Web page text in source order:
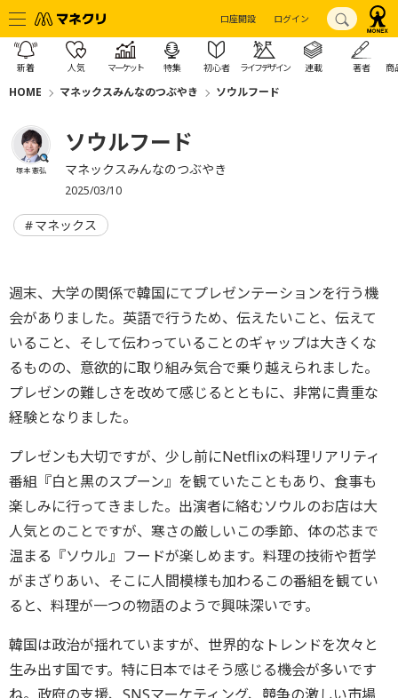
口座開設 ログイン
新着 人気 マーケット 特集 初心者 ライフデザイン 連載 著者 商
HOME マネックスみんなのつぶやき ソウルフード
塚本 憲弘
ソウルフード
マネックスみんなのつぶやき
2025/03/10
マネックス
週末、大学の関係で韓国にてプレゼンテーションを行う機
会がありました。英語で行うため、伝えたいこと、伝えて
いること、そして伝わっていることのギャップは大きくな
るものの、意欲的に取り組み気合で乗り越えられました。
プレゼンの難しさを改めて感じるとともに、非常に貴重な
経験となりました。
プレゼンも大切ですが、少し前にNetflixの料理リアリティ
番組『白と黒のスプーン』を観ていたこともあり、食事も
楽しみに行ってきました。出演者に絡むソウルのお店は大
人気とのことですが、寒さの厳しいこの季節、体の芯まで
温まる『ソウル』フードが楽しめます。料理の技術や哲学
がまざりあい、そこに人間模様も加わるこの番組を観てい
ると、料理が一つの物語のようで興味深いです。
韓国は政治が揺れていますが、世界的なトレンドを次々と
生み出す国です。特に日本ではそう感じる機会が多いです